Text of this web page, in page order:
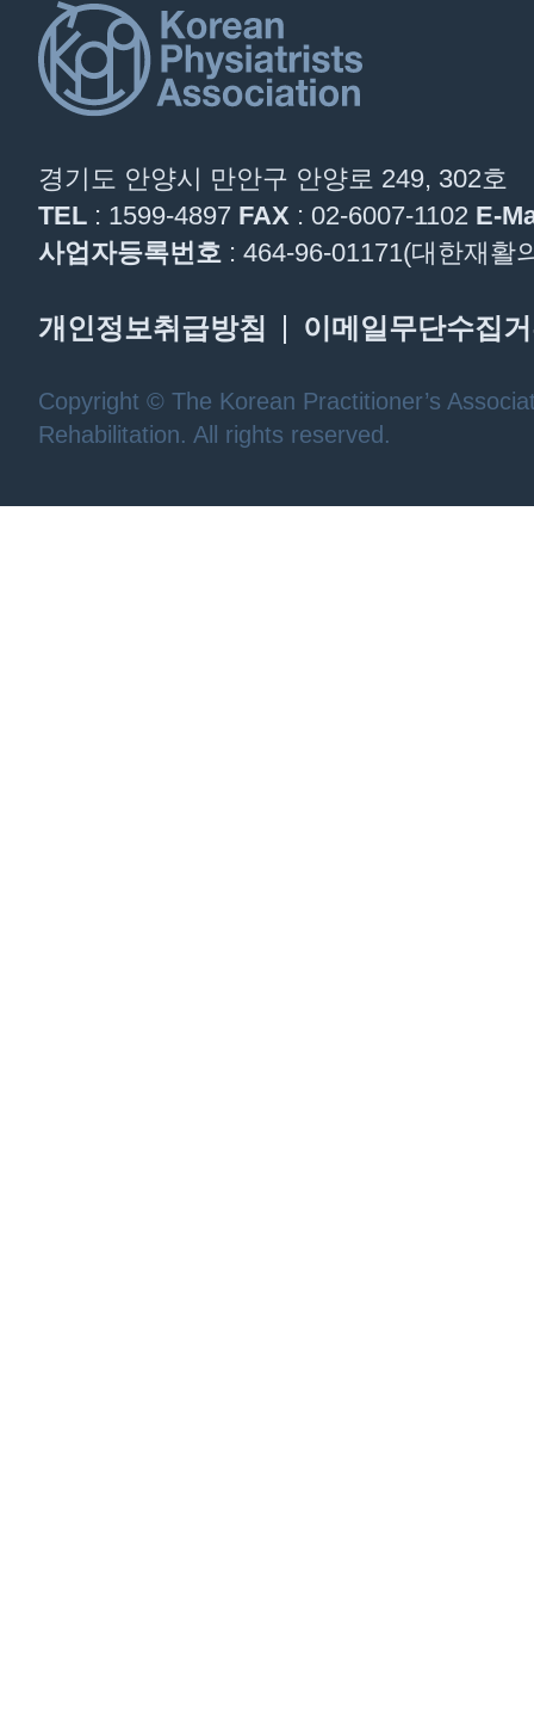
경기도 안양시 만안구 안양로 249, 302호
TEL : 1599-4897 FAX : 02-6007-1102 E-
사업자등록번호 : 464-96-01171(대한재활
개인정보취급방침 이메일무단수집
Copyright © The Korean Practitioner’s
Rehabilitation. All rights reserved.